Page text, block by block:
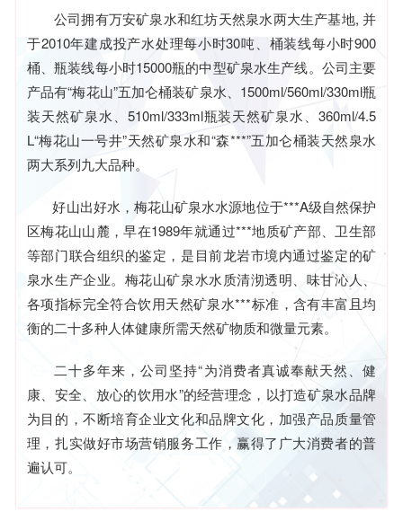
公司拥有万安矿泉水和红坊天然泉水两大生产基地, 并
于2010年建成投产水处理每小时30吨、桶装线每小时900
桶、瓶装线每小时15000瓶的中型矿泉水生产线。公司主要
产品有“梅花山”五加仑桶装矿泉水、1500ml/560ml/330ml瓶
装天然矿泉水、510ml/333ml瓶装天然矿泉水、360ml/4.5
L“梅花山一号井”天然矿泉水和“森***”五加仑桶装天然泉水
两大系列九大品种。
好山出好水，梅花山矿泉水水源地位于***A级自然保护
区梅花山山麓，早在1989年就通过***地质矿产部、卫生部
等部门联合组织的鉴定，是目前龙岩市境内通过鉴定的矿
泉水生产企业。梅花山矿泉水水质清沏透明、味甘沁人、
各项指标完全符合饮用天然矿泉水***标准，含有丰富且均
衡的二十多种人体健康所需天然矿物质和微量元素。
二十多年来，公司坚持“为消费者真诚奉献天然、健
康、安全、放心的饮用水”的经营理念，以打造矿泉水品牌
为目的，不断培育企业文化和品牌文化，加强产品质量管
理，扎实做好市场营销服务工作，赢得了广大消费者的普
遍认可。